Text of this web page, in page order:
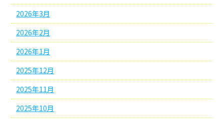
2026年3月
2026年2月
2026年1月
2025年12月
2025年11月
2025年10月